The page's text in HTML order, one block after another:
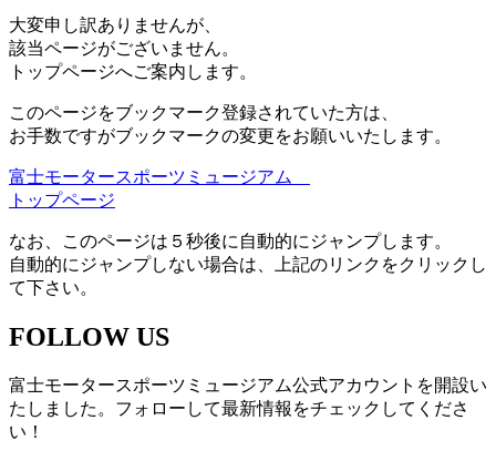
大変申し訳ありませんが、
該当ページがございません。
トップページへご案内します。
このページをブックマーク登録されていた方は、
お手数ですがブックマークの変更をお願いいたします。
富士モータースポーツミュージアム
トップページ
なお、このページは５秒後に自動的にジャンプします。
自動的にジャンプしない場合は、上記のリンクをクリックし
て下さい。
FOLLOW US
富士モータースポーツミュージアム公式アカウントを開設い
たしました。フォローして最新情報をチェックしてくださ
い！